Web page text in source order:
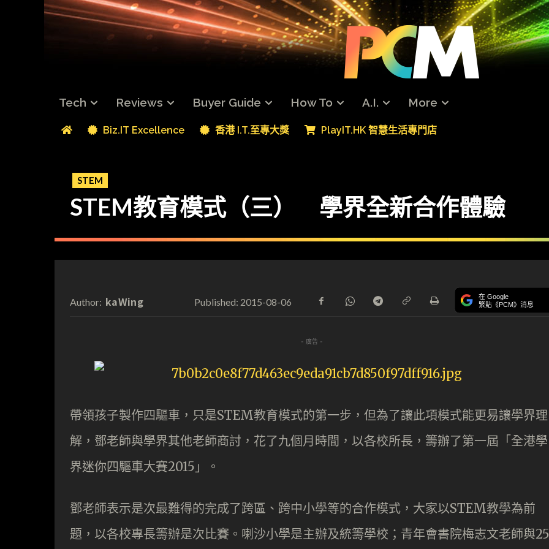
Tech Reviews Buyer Guide How To A.I. More
Biz.IT Excellence 香港 I.T.至專大獎 PlayIT.HK 智慧生活專門店
STEM
STEM教育模式（三） 學界全新合作體驗
Author: kaWing Published: 2015-08-06 在 Google
緊貼《PCM》消息
- 廣告 -
帶領孩子製作四驅車，只是STEM教育模式的第一步，但為了讓此項模式能更易讓學界理
解，鄧老師與學界其他老師商討，花了九個月時間，以各校所長，籌辦了第一屆「全港學
界迷你四驅車大賽2015」。
鄧老師表示是次最難得的完成了跨區、跨中小學等的合作模式，大家以STEM教學為前
題，以各校專長籌辦是次比賽。喇沙小學是主辦及統籌學校；青年會書院梅志文老師與25